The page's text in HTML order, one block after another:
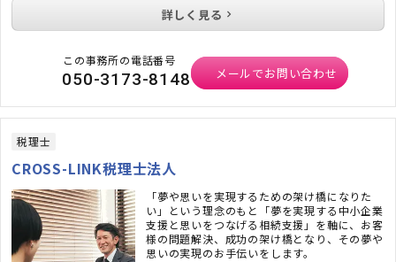
詳しく見る
この事務所の電話番号
050-3173-8148 メールでお問い合わせ
税理士
CROSS-LINK税理士法人
「夢や思いを実現するための架け橋になりた
い」という理念のもと「夢を実現する中小企業
支援と思いをつなげる相続支援」を軸に、お客
様の問題解決、成功の架け橋となり、その夢や
思いの実現のお手伝いをします。